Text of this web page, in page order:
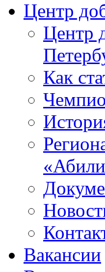
Центр
Центр
Как
Вакансии